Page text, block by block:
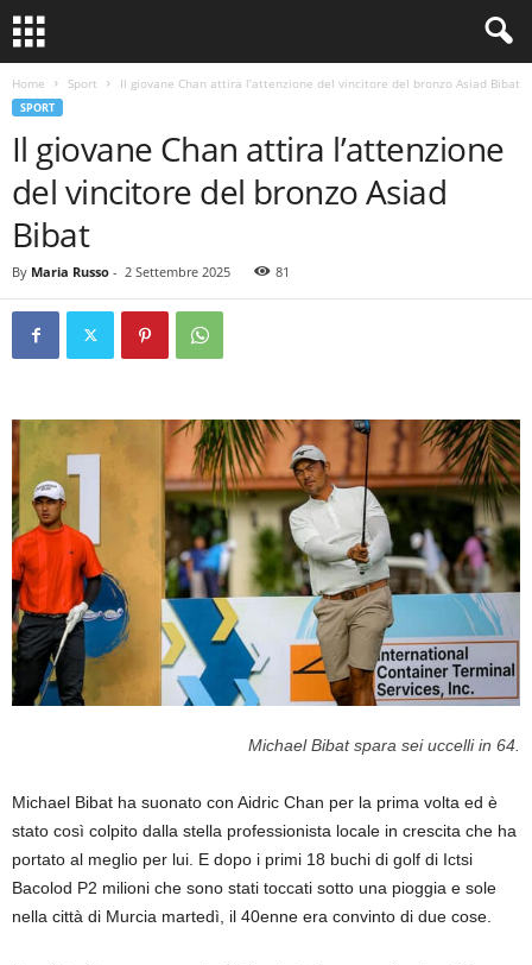
Home Sport Il giovane Chan attira l’attenzione del vincitore del bronzo Asiad Bibat
SPORT
Il giovane Chan attira l’attenzione
del vincitore del bronzo Asiad
Bibat
By Maria Russo - 2 Settembre 2025 81
Michael Bibat spara sei uccelli in 64.
Michael Bibat ha suonato con Aidric Chan per la prima volta ed è
stato così colpito dalla stella professionista locale in crescita che ha
portato al meglio per lui. E dopo i primi 18 buchi di golf di Ictsi
Bacolod P2 milioni che sono stati toccati sotto una pioggia e sole
nella città di Murcia martedì, il 40enne era convinto di due cose.